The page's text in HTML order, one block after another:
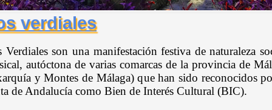
verdiales
Verdiales son una manifestación festiva de naturaleza
autóctona de varias comarcas de la provincia de
y Montes de Málaga) que han sido reconocidos
de Andalucía como Bien de Interés Cultural (BIC).